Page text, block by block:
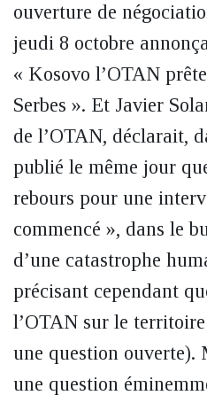
ouverture de
jeudi 8 octobre
« Kosovo l’OTAN
Serbes ». Et Javier
de l’OTAN, déclarait,
publié le même jour
rebours pour une
commencé », dans le
d’une catastrophe
précisant cependant
l’OTAN sur le
une question ouverte).
une question